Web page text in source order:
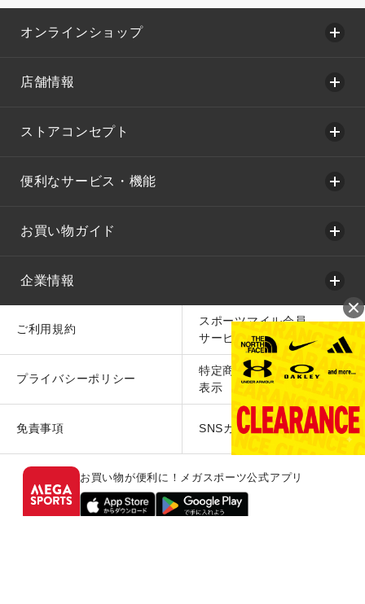
オンラインショップ
店舗情報
ストアコンセプト
便利なサービス・機能
お買い物ガイド
企業情報
ご利用規約
スポーツマイル会員
サービス利用規約
プライバシーポリシー
特定商取引法に基づく
表示
免責事項 SNSガイドライン
お買い物が便利に！メガスポーツ公式アプリ